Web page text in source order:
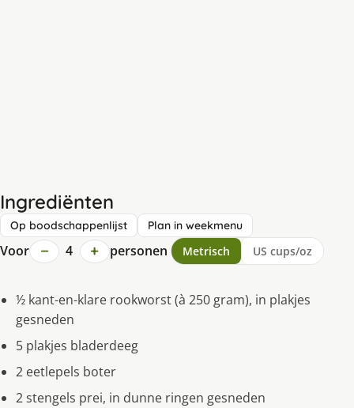
Ingrediënten
Op boodschappenlijst Plan in weekmenu
Voor − 4 + personen Metrisch US cups/oz
½ kant-en-klare rookworst (à 250 gram), in plakjes
gesneden
5 plakjes bladerdeeg
2 eetlepels boter
2 stengels prei, in dunne ringen gesneden